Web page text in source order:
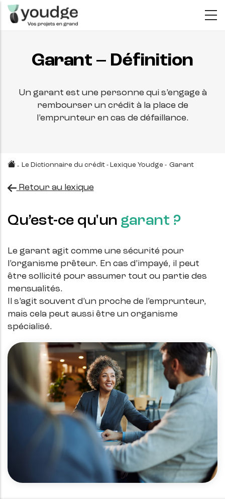
Aller
au
principalGarant – Définition
Un garant est une personne qui s’engage à
rembourser un crédit à la place de
l’emprunteur en cas de défaillance.
- Le Dictionnaire du crédit - Lexique Youdge - Garant
Retour au lexique
Qu’est-ce qu'un garant ?
Le garant agit comme une sécurité pour
l’organisme prêteur. En cas d’impayé, il peut
être sollicité pour assumer tout ou partie des
mensualités.
Il s’agit souvent d’un proche de l’emprunteur,
mais cela peut aussi être un organisme
spécialisé.